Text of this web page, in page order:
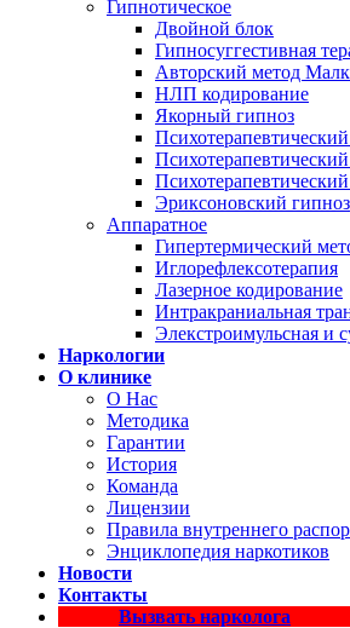
Гипнотическое
Двойной блок
Гипносуггестивная
Авторский метод
НЛП кодирование
Якорный гипноз
Эриксоновский гипноз
Аппаратное
Гипертермический
Иглорефлексотерапия
Лазерное кодирование
Интракраниальная
Элекстроимульсная и
Наркологии
О клинике
О Нас
Методика
Гарантии
История
Команда
Лицензии
Правила внутреннего
Энциклопедия наркотиков
Новости
Контакты
Вызвать нарколога